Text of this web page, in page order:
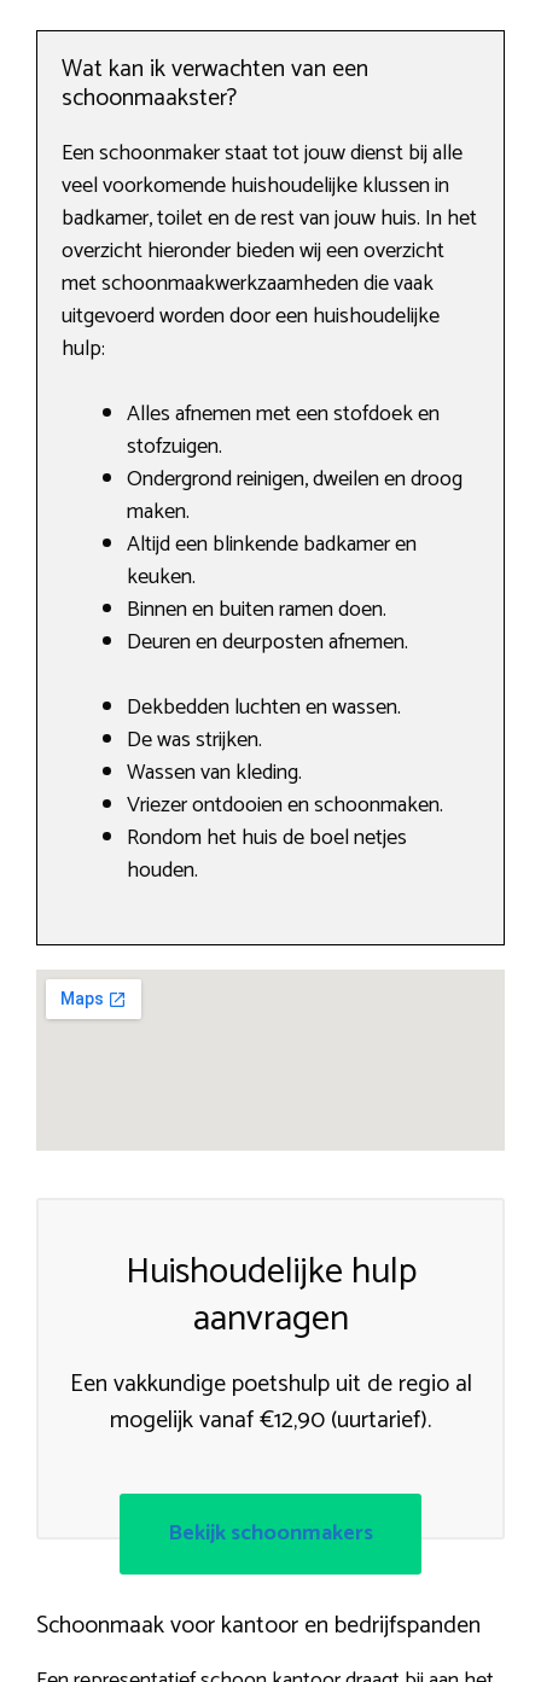
Wat kan ik verwachten van een
schoonmaakster?
Een schoonmaker staat tot jouw dienst bij alle
veel voorkomende huishoudelijke klussen in
badkamer, toilet en de rest van jouw huis. In het
overzicht hieronder bieden wij een overzicht
met schoonmaakwerkzaamheden die vaak
uitgevoerd worden door een huishoudelijke
hulp:
Alles afnemen met een stofdoek en
stofzuigen.
Ondergrond reinigen, dweilen en droog
maken.
Altijd een blinkende badkamer en
keuken.
Binnen en buiten ramen doen.
Deuren en deurposten afnemen.
Dekbedden luchten en wassen.
De was strijken.
Wassen van kleding.
Vriezer ontdooien en schoonmaken.
Rondom het huis de boel netjes
houden.
Huishoudelijke hulp
aanvragen
Een vakkundige poetshulp uit de regio al
mogelijk vanaf €12,90 (uurtarief).
Bekijk schoonmakers
Schoonmaak voor kantoor en bedrijfspanden